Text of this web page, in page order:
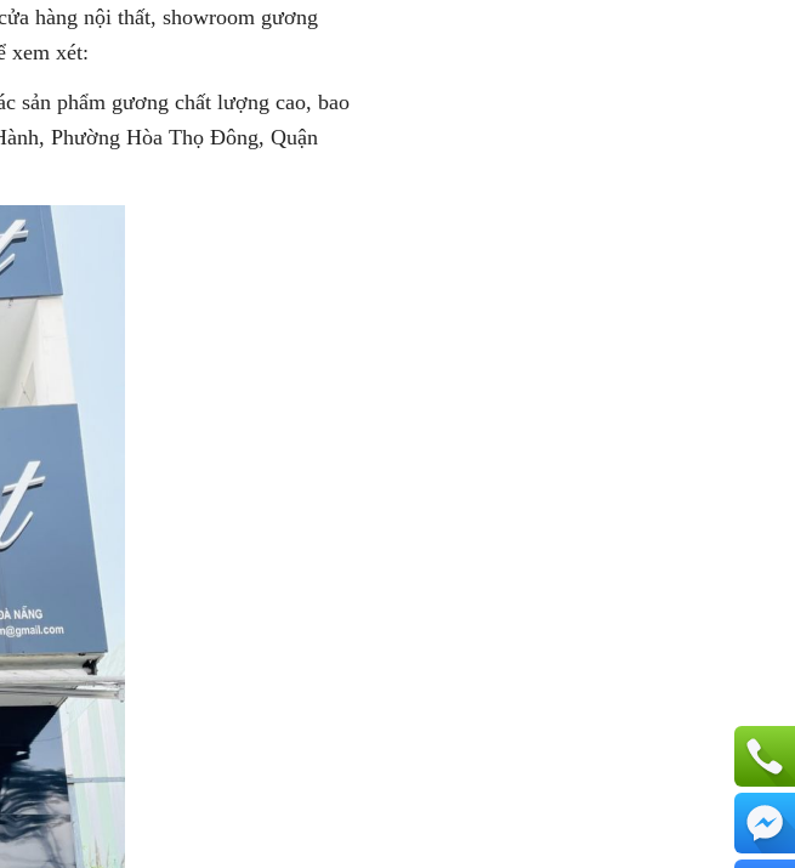
hàng nội thất, showroom gương
xem xét:
sản phẩm gương chất lượng cao, bao
Phường Hòa Thọ Đông, Quận